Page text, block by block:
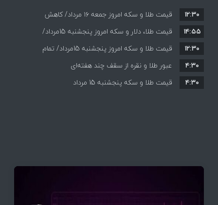
قیمت طلا و سکه امروز جمعه ۱۶ مرداد/ کاهش
قیمت ها+ جدول و جزییات
۱۲:۳۰
قیمت طلا، دلار و سکه امروز پنجشنبه 15مرداد/
افزایش قیمت ها + جدول
۱۴:۵۵
قیمت طلا و سکه امروز پنجشنبه 15مرداد/ تمام
قیمت ها بر مدار افزایش + جدول
۱۲:۳۰
عبور طلا و نقره از سقف چند هفته‌ای
۴:۳۰
قیمت طلا و سکه پنجشنبه 15 مرداد
۴:۳۰